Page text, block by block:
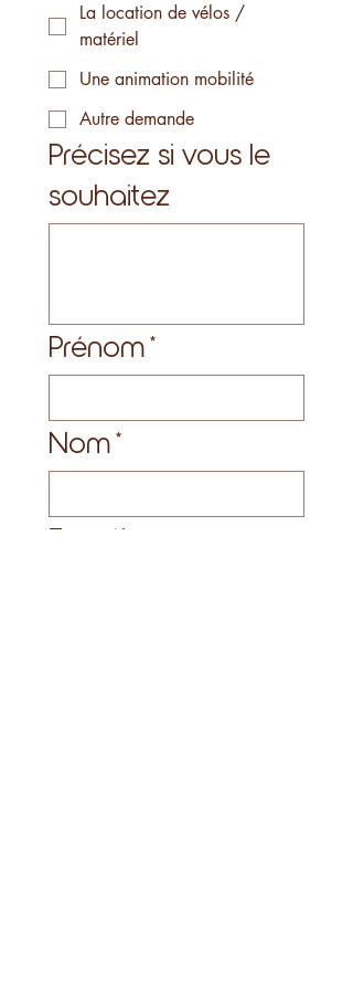
La location de vélos /
matériel
Une animation mobilité
Autre demande
Précisez si vous le
souhaitez
Prénom*
Nom*
Fonction